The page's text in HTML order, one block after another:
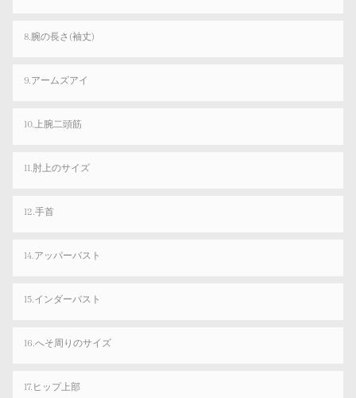
8.腕の長さ(袖丈)
9.アームズアイ
10.上腕二頭筋
11.肘上のサイズ
12.手首
14.アッパーバスト
15.インダーバスト
16.へそ周りのサイズ
17.ヒップ上部